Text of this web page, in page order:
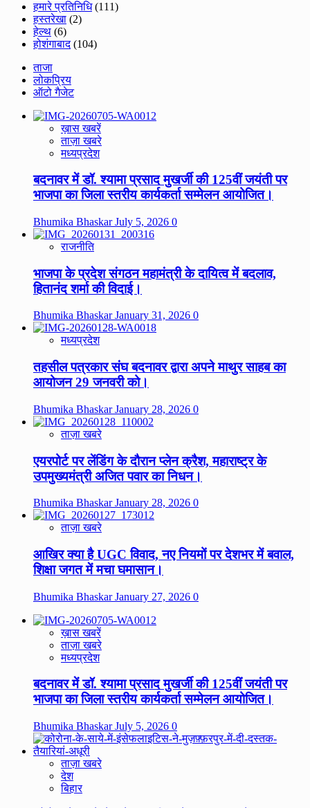
हमारे प्रतिनिधि(111)
हस्तरेखा (2)
हेल्थ (6)
होशंगाबाद(104)
ताजा
लोकप्रिय
ऑटो गैजेट
ख़ास खबरें
ताज़ा खबरे
मध्यप्रदेश
बदनावर में डॉ. श्यामा प्रसाद मुखर्जी की 125वीं जयंती पर
भाजपा का जिला स्तरीय कार्यकर्ता सम्मेलन आयोजित।
Bhumika BhaskarJuly 5, 2026 0
राजनीति
भाजपा के प्रदेश संगठन महामंत्री के दायित्व में बदलाव,
हितानंद शर्मा की विदाई।
Bhumika BhaskarJanuary 31, 2026 0
मध्यप्रदेश
तहसील पत्रकार संघ बदनावर द्वारा अपने माथुर साहब का
आयोजन 29 जनवरी को।
Bhumika BhaskarJanuary 28, 2026 0
ताज़ा खबरे
एयरपोर्ट पर लेंडिंग के दौरान प्लेन क्रैश, महाराष्ट्र के
उपमुख्यमंत्री अजित पवार का निधन।
Bhumika BhaskarJanuary 28, 2026 0
ताज़ा खबरे
आखिर क्या है UGC विवाद, नए नियमों पर देशभर में बवाल,
शिक्षा जगत में मचा घमासान।
Bhumika BhaskarJanuary 27, 2026 0
ख़ास खबरें
ताज़ा खबरे
मध्यप्रदेश
बदनावर में डॉ. श्यामा प्रसाद मुखर्जी की 125वीं जयंती पर
भाजपा का जिला स्तरीय कार्यकर्ता सम्मेलन आयोजित।
Bhumika BhaskarJuly 5, 2026 0
ताज़ा खबरे
देश
बिहार